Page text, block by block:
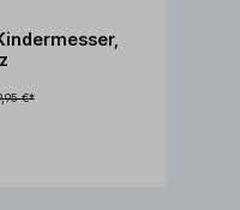
€*